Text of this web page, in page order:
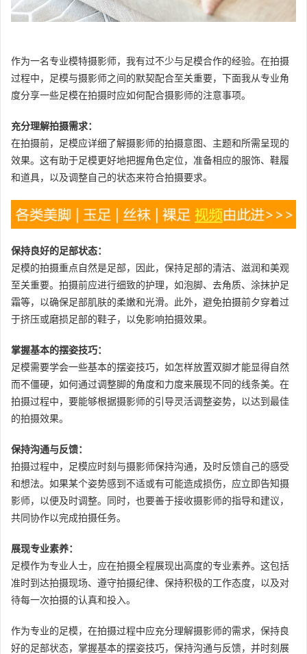
作为一名专业模特摄影师，我有过不少与足模合作的经验。在拍摄
过程中，足模与摄影师之间的默契配合至关重要，下面我从专业角
度分享一些足模在拍摄时应如何配合摄影师的注意事项。
充分理解拍摄需求：
在拍摄前，足模应详细了解摄影师的拍摄意图、主题和所需呈现的
效果。这有助于足模更好地把握角色定位，准备相应的服饰、鞋履
和道具，以及调整自己的状态来符合拍摄要求。
保持良好的足部状态：
足模的拍摄重点自然是足部，因此，保持足部的清洁、滋润和美观
至关重要。拍摄前应进行细致的护理，如泡脚、去角质、涂抹护足
霜等，以确保足部肌肤的柔嫩和光滑。此外，避免拍摄前夕穿着过
于挤压或磨损足部的鞋子，以免影响拍摄效果。
掌握基本的摆姿技巧：
足模需要学会一些基本的摆姿技巧，如怎样放置双脚才能显得自然
而不僵硬，如何通过调整脚的角度和力度来展现不同的线条美。在
拍摄过程中，要能够根据摄影师的引导灵活调整姿势，以达到最佳
的拍摄效果。
保持沟通与反馈：
拍摄过程中，足模应时刻与摄影师保持沟通，及时反馈自己的感受
和想法。如果某个姿势感到不适或有可能造成损伤，应立即告知摄
影师，以便及时调整。同时，也要善于接收摄影师的指导和建议，
共同协作以完成拍摄任务。
展现专业素养：
足模作为专业人士，应在拍摄全程展现出高度的专业素养。这包括
准时到达拍摄现场、遵守拍摄纪律、保持积极的工作态度，以及对
待每一次拍摄的认真和投入。
作为专业的足模，在拍摄过程中应充分理解摄影师的需求，保持良
好的足部状态，掌握基本的摆姿技巧，保持沟通与反馈，并时刻展